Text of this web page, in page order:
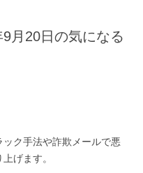
9月20日の気になる
ク手法や詐欺メールで悪
げます。